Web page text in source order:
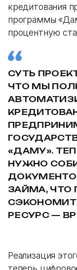
кредитования
программы
процентную
СУТЬ
ЧТО МЫ
«ДАМУ».
НУЖНО
ЗАЙМА, ЧТО
РЕСУРС —
Реализация